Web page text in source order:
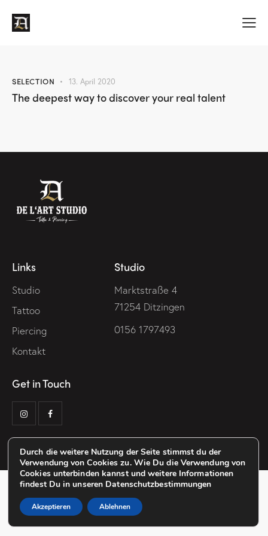
SELECTION 13. April 2020
The deepest way to discover your real talent
Links
Studio
Tattoo
Piercing
Kontakt
Studio
Marktstraße 4
71254 Ditzingen
0156 1797493
Get in Touch
De L’Art Studio © 2026. All Rights Reserved.
Durch die weitere Nutzung der Seite stimmst du der
Verwendung von Cookies zu. Wie Du die Verwendung von
Cookies unterbinden kannst und weitere Informationen
findest Du in unseren Datenschutzbestimmungen
Akzeptieren Ablehnen